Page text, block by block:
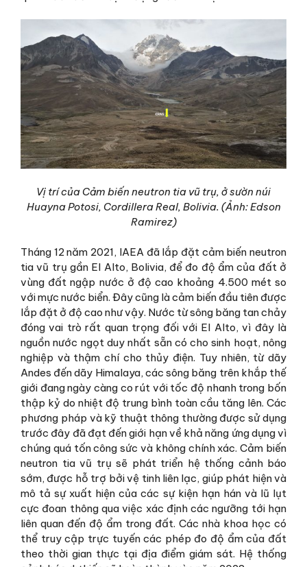
Vị trí của Cảm biến neutron tia vũ trụ, ở sườn núi
Huayna Potosi, Cordillera Real, Bolivia. (Ảnh: Edson
Ramirez)
Tháng 12 năm 2021, IAEA đã lắp đặt cảm biến neutron
tia vũ trụ gần El Alto, Bolivia, để đo độ ẩm của đất ở
vùng đất ngập nước ở độ cao khoảng 4.500 mét so
với mực nước biển. Đây cũng là cảm biến đầu tiên được
lắp đặt ở độ cao như vậy. Nước từ sông băng tan chảy
đóng vai trò rất quan trọng đối với El Alto, vì đây là
nguồn nước ngọt duy nhất sẵn có cho sinh hoạt, nông
nghiệp và thậm chí cho thủy điện. Tuy nhiên, từ dãy
Andes đến dãy Himalaya, các sông băng trên khắp thế
giới đang ngày càng co rút với tốc độ nhanh trong bốn
thập kỷ do nhiệt độ trung bình toàn cầu tăng lên. Các
phương pháp và kỹ thuật thông thường được sử dụng
trước đây đã đạt đến giới hạn về khả năng ứng dụng vì
chúng quá tốn công sức và không chính xác. Cảm biến
neutron tia vũ trụ sẽ phát triển hệ thống cảnh báo
sớm, được hỗ trợ bởi vệ tinh liên lạc, giúp phát hiện và
mô tả sự xuất hiện của các sự kiện hạn hán và lũ lụt
cực đoan thông qua việc xác định các ngưỡng tới hạn
liên quan đến độ ẩm trong đất. Các nhà khoa học có
thể truy cập trực tuyến các phép đo độ ẩm của đất
theo thời gian thực tại địa điểm giám sát. Hệ thống